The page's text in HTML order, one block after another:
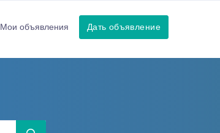
Мои объявления Дать объявление